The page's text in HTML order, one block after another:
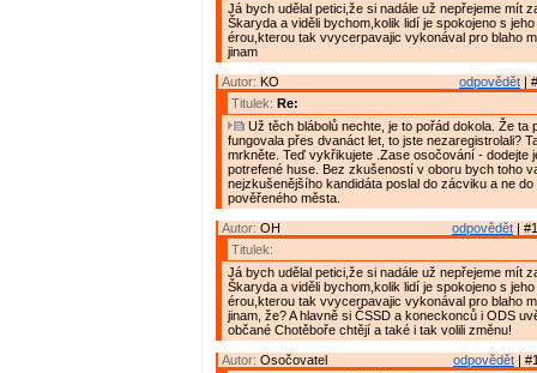
Já bych udělal petici,že si nadále už nepřejeme mít
Škaryda a viděli bychom,kolik lidí je spokojeno s jeho
érou,kterou tak vvycerpavajic vykonával pro blaho
jinam
odpovědět |
Autor: KO
Titulek: Re:
Už těch blábolů nechte, je to pořád dokola. Že ta
fungovala přes dvanáct let, to jste nezaregistrolali?
mrkněte. Teď vykřikujete .Zase osočování - dodejte
potrefené huse. Bez zkušeností v oboru bych toho
nejzkušenějšího kandidáta poslal do zácviku a ne
pověřeného města.
odpovědět |
Autor: OH
Titulek:
Já bych udělal petici,že si nadále už nepřejeme mít
Škaryda a viděli bychom,kolik lidí je spokojeno s jeho
érou,kterou tak vvycerpavajic vykonával pro blaho
jinam, že? A hlavně si ČSSD a koneckonců i ODS
občané Chotěboře chtějí a také i tak volili změnu!
odpovědět |
Autor: Osočovatel